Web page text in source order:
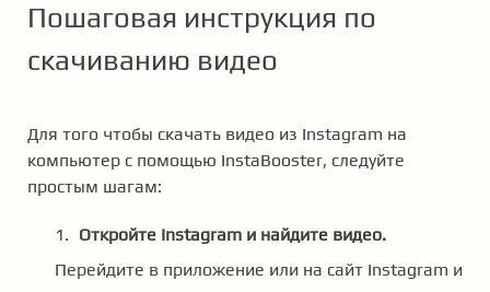
Пошаговая инструкция по
скачиванию видео
Для того чтобы скачать видео из Instagram на
компьютер с помощью InstaBooster, следуйте
простым шагам:
Откройте Instagram и найдите видео.
Перейдите в приложение или на сайт Instagram и